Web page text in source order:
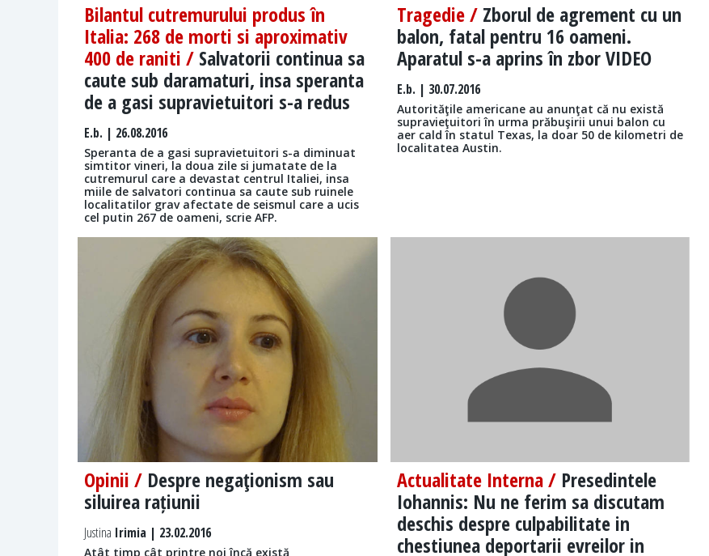
Bilantul cutremurului produs în
Italia: 268 de morti si aproximativ
400 de raniti / Salvatorii continua sa
caute sub daramaturi, insa speranta
de a gasi supravietuitori s-a redus
E.b. | 26.08.2016
Speranta de a gasi supravietuitori s-a diminuat
simtitor vineri, la doua zile si jumatate de la
cutremurul care a devastat centrul Italiei, insa
miile de salvatori continua sa caute sub ruinele
localitatilor grav afectate de seismul care a ucis
cel putin 267 de oameni, scrie AFP.
Tragedie / Zborul de agrement cu un
balon, fatal pentru 16 oameni.
Aparatul s-a aprins în zbor VIDEO
E.b. | 30.07.2016
Autorităţile americane au anunţat că nu există
supravieţuitori în urma prăbuşirii unui balon cu
aer cald în statul Texas, la doar 50 de kilometri de
localitatea Austin.
Opinii / Despre negaţionism sau
siluirea rațiunii
Justina Irimia | 23.02.2016
Atât timp cât printre noi încă există
Actualitate Interna / Presedintele
Iohannis: Nu ne ferim sa discutam
deschis despre culpabilitate in
chestiunea deportarii evreilor in